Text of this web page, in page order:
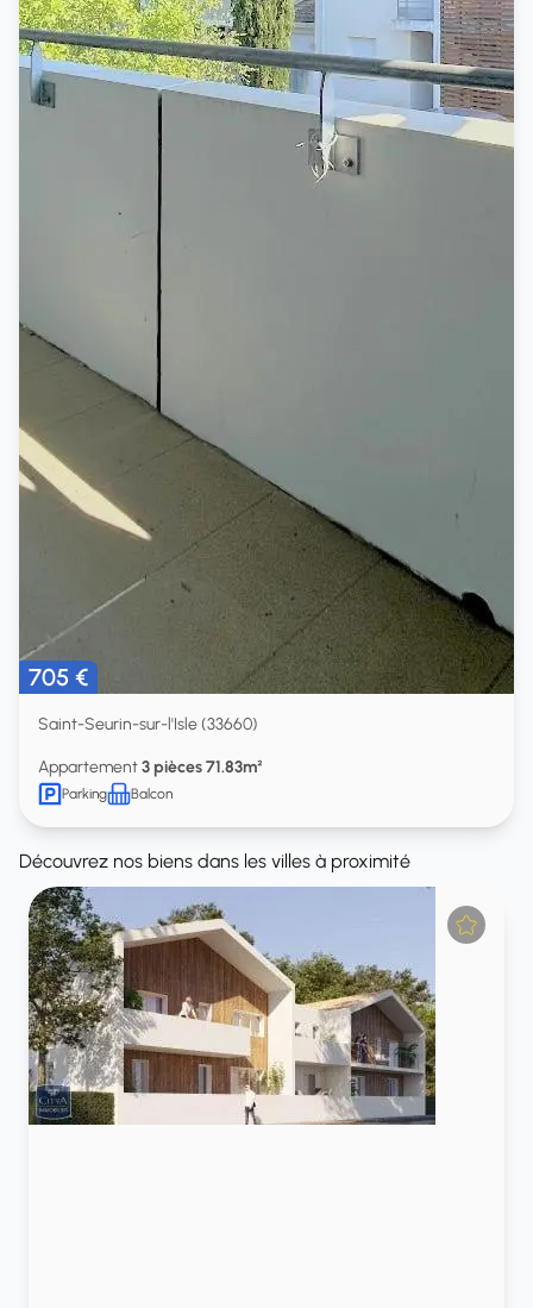
705 €
Saint-Seurin-sur-l'Isle (33660)
Appartement3 pièces 71.83m²
Parking Balcon
Découvrez nos biens dans les villes à proximité